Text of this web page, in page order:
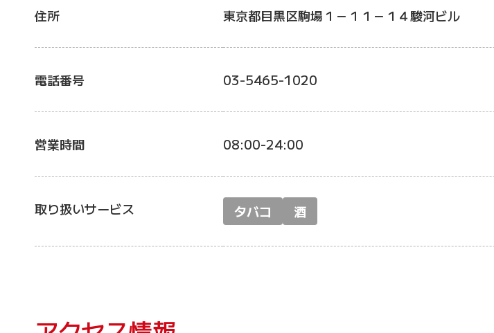
住所 東京都目黒区駒場１－１１－１４駿河ビル
電話番号 03-5465-1020
営業時間 08:00-24:00
取り扱いサービス タバコ 酒